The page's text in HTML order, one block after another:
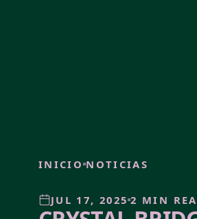
INICIO NOTICIAS
JUL 17, 2025 2 MIN